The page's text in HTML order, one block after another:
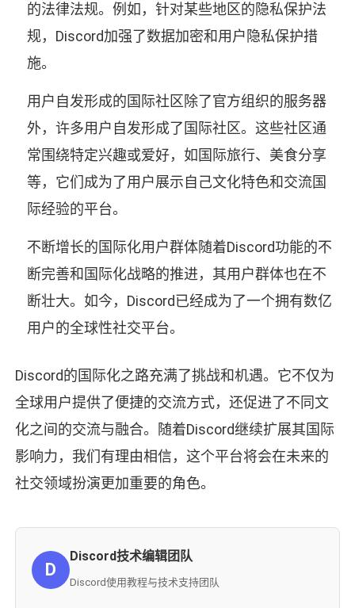
的法律法规。例如，针对某些地区的隐私保护法
规，Discord加强了数据加密和用户隐私保护措
施。
用户自发形成的国际社区除了官方组织的服务器
外，许多用户自发形成了国际社区。这些社区通
常围绕特定兴趣或爱好，如国际旅行、美食分享
等，它们成为了用户展示自己文化特色和交流国
际经验的平台。
不断增长的国际化用户群体随着Discord功能的不
断完善和国际化战略的推进，其用户群体也在不
断壮大。如今，Discord已经成为了一个拥有数亿
用户的全球性社交平台。
Discord的国际化之路充满了挑战和机遇。它不仅为
全球用户提供了便捷的交流方式，还促进了不同文
化之间的交流与融合。随着Discord继续扩展其国际
影响力，我们有理由相信，这个平台将会在未来的
社交领域扮演更加重要的角色。
D
Discord技术编辑团队
Discord使用教程与技术支持团队